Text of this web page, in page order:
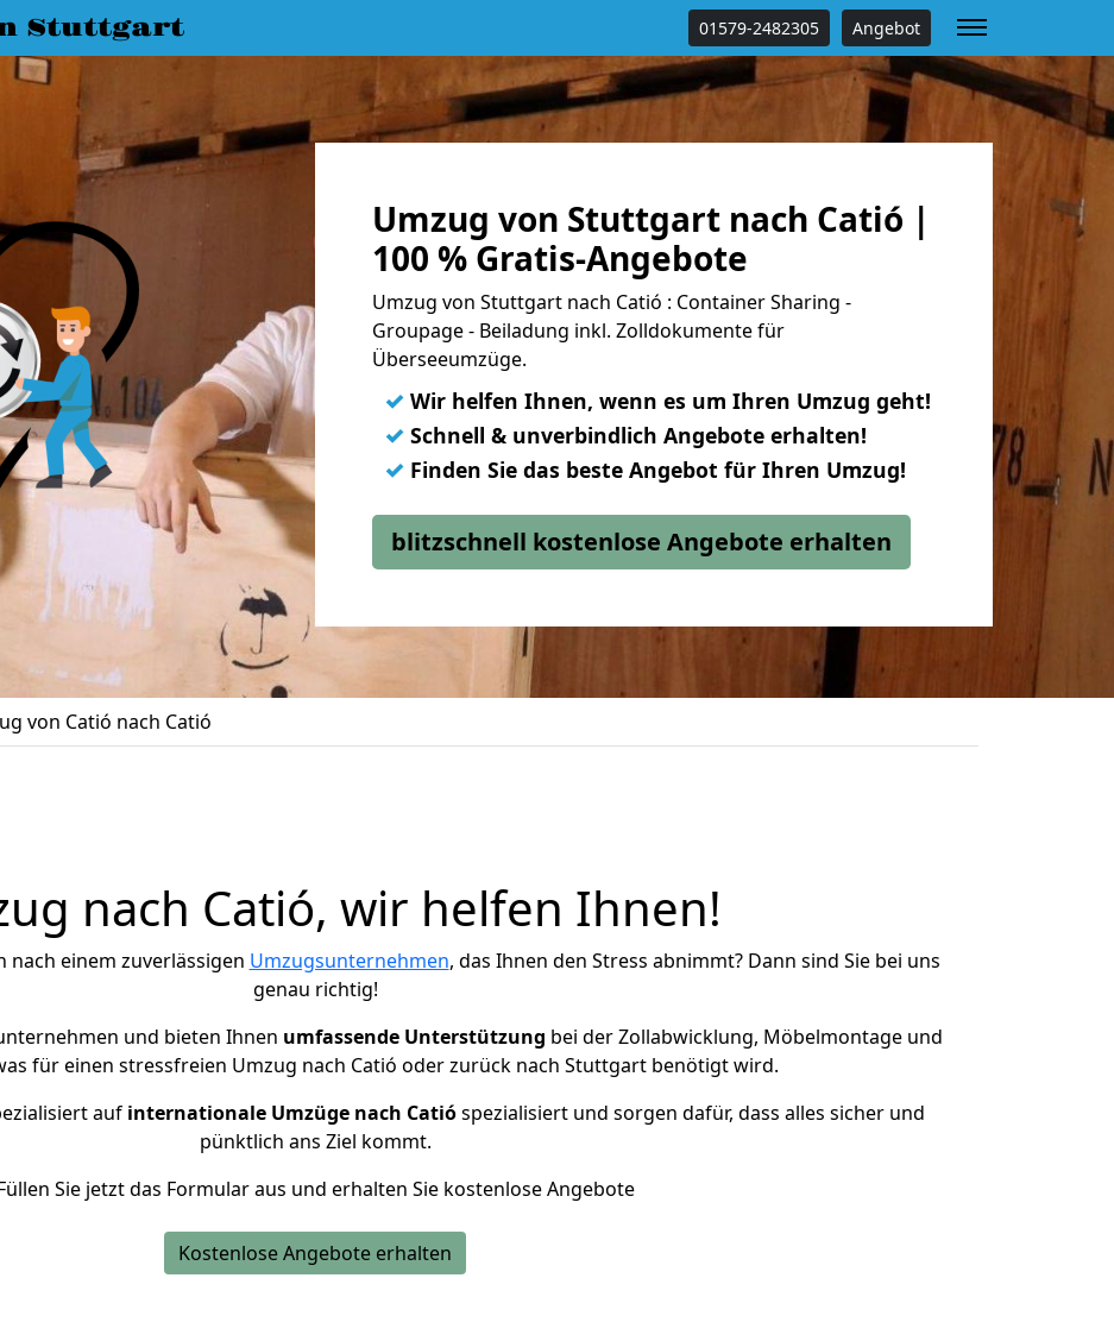
Stuttgart 01579-2482305 Angebot
Umzug von Stuttgart nach Catió |
100 % Gratis-Angebote
Umzug von Stuttgart nach Catió : Container Sharing -
Groupage - Beiladung inkl. Zolldokumente für
Überseeumzüge.
✓ Wir helfen Ihnen, wenn es um Ihren Umzug geht!
✓ Schnell & unverbindlich Angebote erhalten!
✓ Finden Sie das beste Angebot für Ihren Umzug!
blitzschnell kostenlose Angebote erhalten
von Catió nach Catió
nach Catió, wir helfen Ihnen!
nach einem zuverlässigen Umzugsunternehmen, das Ihnen den Stress abnimmt? Dann sind Sie bei uns
genau richtig!
und bieten Ihnen umfassende Unterstützung bei der Zollabwicklung, Möbelmontage und
für einen stressfreien Umzug nach Catió oder zurück nach Stuttgart benötigt wird.
auf internationale Umzüge nach Catióspezialisiert und sorgen dafür, dass alles sicher und
pünktlich ans Ziel kommt.
Sie jetzt das Formular aus und erhalten Sie kostenlose Angebote
Kostenlose Angebote erhalten